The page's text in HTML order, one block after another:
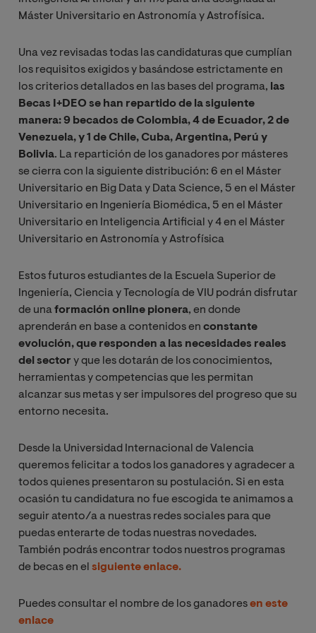
Máster Universitario en Astronomía y Astrofísica.
Una vez revisadas todas las candidaturas que cumplían
los requisitos exigidos y basándose estrictamente en
los criterios detallados en las bases del programa, las
Becas I+DEO se han repartido de la siguiente
manera: 9 becados de Colombia, 4 de Ecuador, 2 de
Venezuela, y 1 de Chile, Cuba, Argentina, Perú y
Bolivia. La repartición de los ganadores por másteres
se cierra con la siguiente distribución: 6 en el Máster
Universitario en Big Data y Data Science, 5 en el Máster
Universitario en Ingeniería Biomédica, 5 en el Máster
Universitario en Inteligencia Artificial y 4 en el Máster
Universitario en Astronomía y Astrofísica
Estos futuros estudiantes de la Escuela Superior de
Ingeniería, Ciencia y Tecnología de VIU podrán disfrutar
de unaformación online pionera, en donde
aprenderán en base a contenidos en constante
evolución, que responden a las necesidades reales
del sector y que les dotarán de los conocimientos,
herramientas y competencias que les permitan
alcanzar sus metas y ser impulsores del progreso que su
entorno necesita.
Desde la Universidad Internacional de Valencia
queremos felicitar a todos los ganadores y agradecer a
todos quienes presentaron su postulación. Si en esta
ocasión tu candidatura no fue escogida te animamos a
seguir atento/a a nuestras redes sociales para que
puedas enterarte de todas nuestras novedades.
También podrás encontrar todos nuestros programas
de becas en el siguiente enlace.
Puedes consultar el nombre de los ganadoresen este
enlace